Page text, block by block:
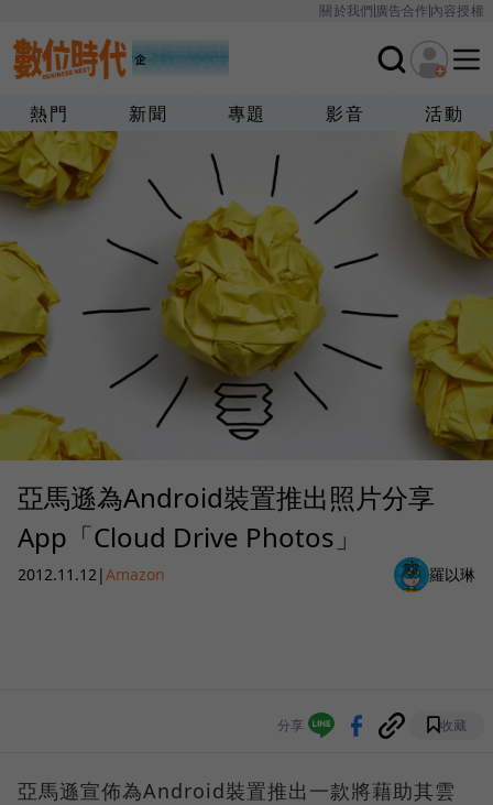
關於我們廣告合作內容授權
熱門 新聞 專題 影音 活動
亞馬遜為Android裝置推出照片分享
App「Cloud Drive Photos」
2012.11.12|Amazon 羅以琳
分享 收藏
亞馬遜宣佈為Android裝置推出一款將藉助其雲